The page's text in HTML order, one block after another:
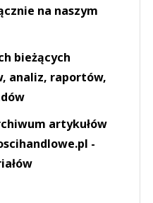
na naszym
bieżących
analiz, raportów,
artykułów
-